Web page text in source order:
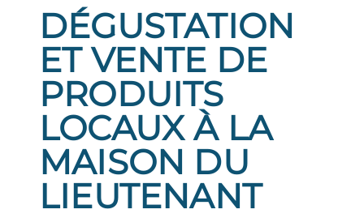
DÉGUSTATION
ET VENTE DE
PRODUITS
LOCAUX À LA
MAISON DU
LIEUTENANT